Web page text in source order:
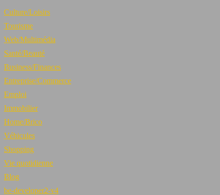
Culture/Loisirs
Tourisme
Web/Multimédia
Santé/Beauté
Business/Finances
Entreprise/Commerce
Emploi
Immobilier
Home/Brico
Véhicules
Shopping
Vie quotidienne
Blog
be-developer2-v4